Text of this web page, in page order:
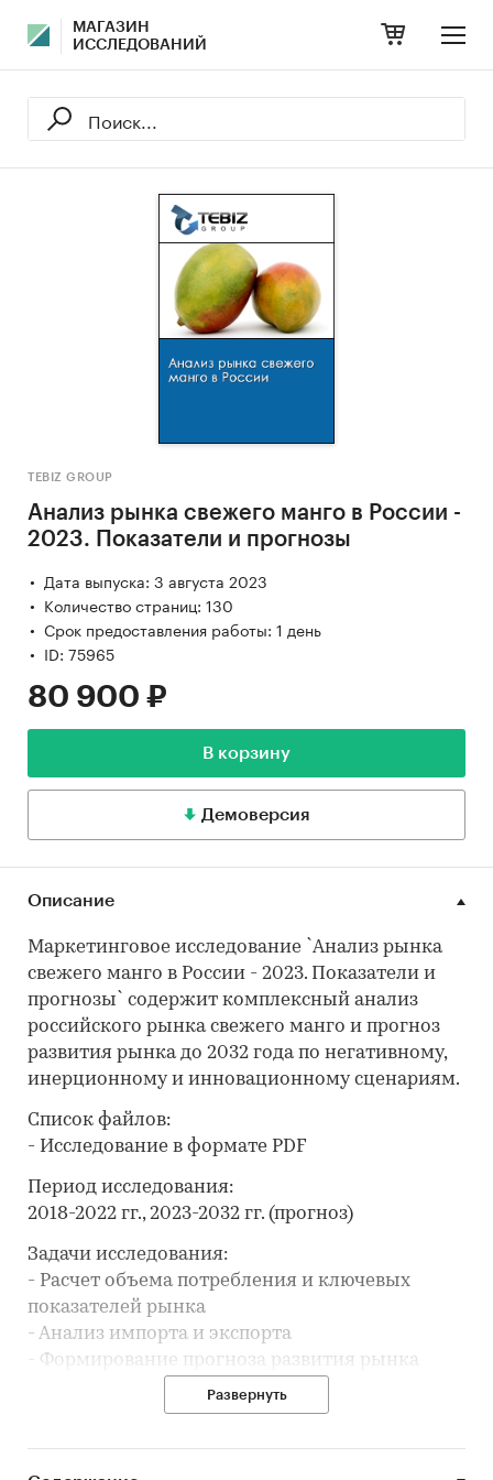
МАГАЗИН
ИССЛЕДОВАНИЙ
TEBIZ GROUP
Анализ рынка свежего манго в России -
2023. Показатели и прогнозы
Дата выпуска: 3 августа 2023
Количество страниц: 130
Срок предоставления работы: 1 день
ID: 75965
80 900 ₽
В корзину
Демоверсия
Описание
Маркетинговое исследование `Анализ рынка
свежего манго в России - 2023. Показатели и
прогнозы` содержит комплексный анализ
российского рынка свежего манго и прогноз
развития рынка до 2032 года по негативному,
инерционному и инновационному сценариям.
Список файлов:
- Исследование в формате PDF
Период исследования:
2018-2022 гг., 2023-2032 гг. (прогноз)
Задачи исследования:
- Расчет объема потребления и ключевых
показателей рынка
- Анализ импорта и экспорта
- Формирование прогноза развития рынка
В разделах со внешней торговлей представлена
- low-priced (низко-ценовой сегмент или
Развернуть